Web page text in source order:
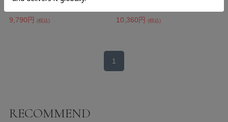
9,790円 (税込) 10,360円 (税込)
1
RECOMMEND